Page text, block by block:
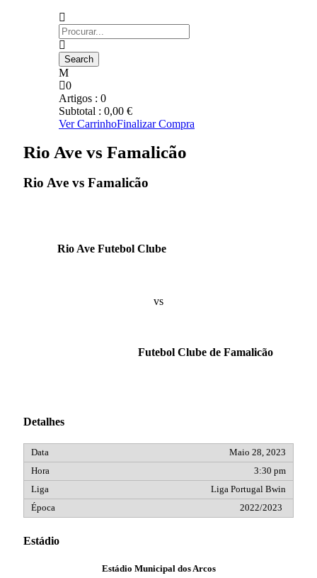
0
Artigos : 0
Subtotal : 0,00 €
Ver CarrinhoFinalizar Compra
Rio Ave vs Famalicão
Rio Ave vs Famalicão
Rio Ave Futebol Clube
vs
Futebol Clube de Famalicão
Detalhes
Maio 28, 2023
3:30 pm
Liga Portugal Bwin
2022/2023
Estádio
Estádio Municipal dos Arcos